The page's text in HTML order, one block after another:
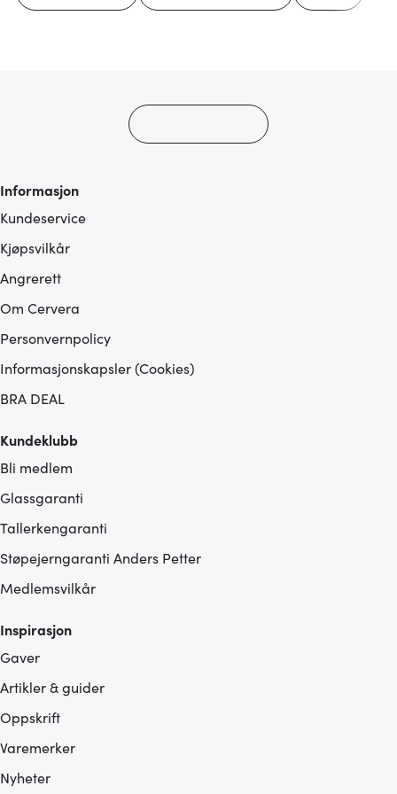
Informasjon
Kundeservice
Kjøpsvilkår
Angrerett
Om Cervera
Personvernpolicy
Informasjonskapsler (Cookies)
BRA DEAL
Kundeklubb
Bli medlem
Glassgaranti
Tallerkengaranti
Støpejerngaranti Anders Petter
Medlemsvilkår
Inspirasjon
Gaver
Artikler & guider
Oppskrift
Varemerker
Nyheter